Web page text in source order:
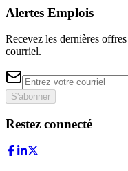
Alertes Emplois
Recevez les dernières
courriel.
S'abonner
Restez connecté